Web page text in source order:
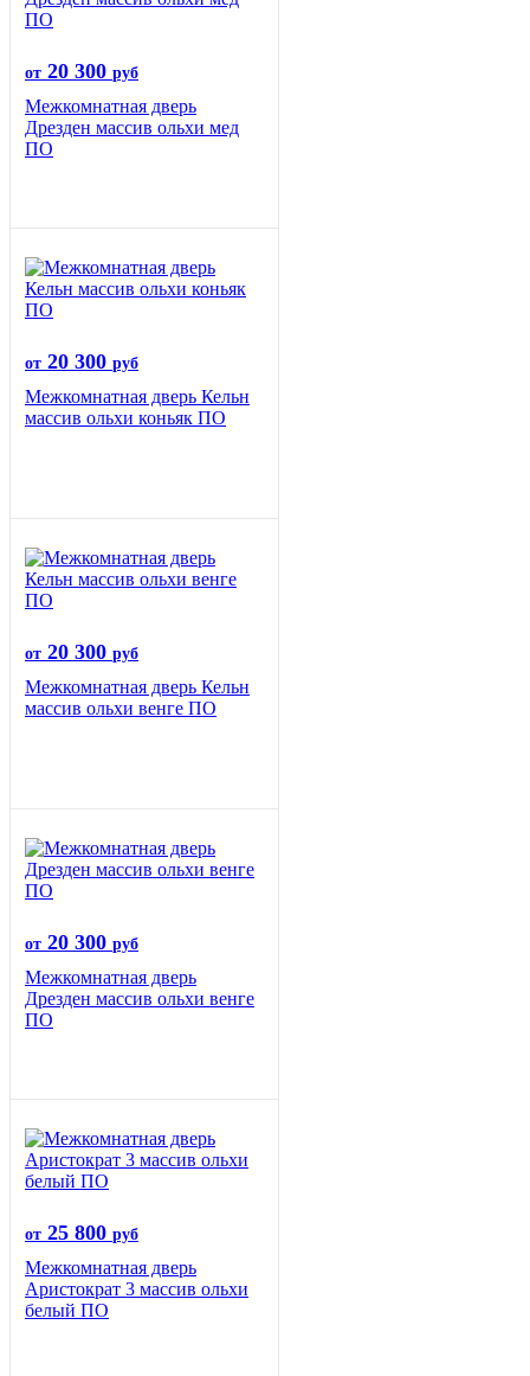
от 20 300 руб
Межкомнатная дверь
Дрезден массив ольхи мед
ПО
от 20 300 руб
Межкомнатная дверь Кельн
массив ольхи коньяк ПО
от 20 300 руб
Межкомнатная дверь Кельн
массив ольхи венге ПО
от 20 300 руб
Межкомнатная дверь
Дрезден массив ольхи венге
ПО
от 25 800 руб
Межкомнатная дверь
Аристократ 3 массив ольхи
белый ПО